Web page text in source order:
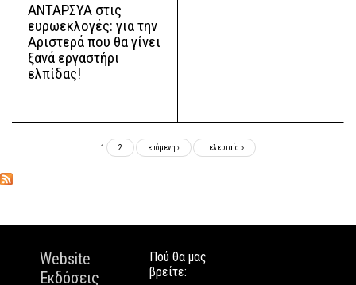
ΑΝΤΑΡΣΥΑ στις
ευρωεκλογές: για την
Αριστερά που θα γίνει
ξανά εργαστήρι
ελπίδας!
1 2 επόμενη › τελευταία »
Website
Εκδόσεις
Πού θα μας
βρείτε: